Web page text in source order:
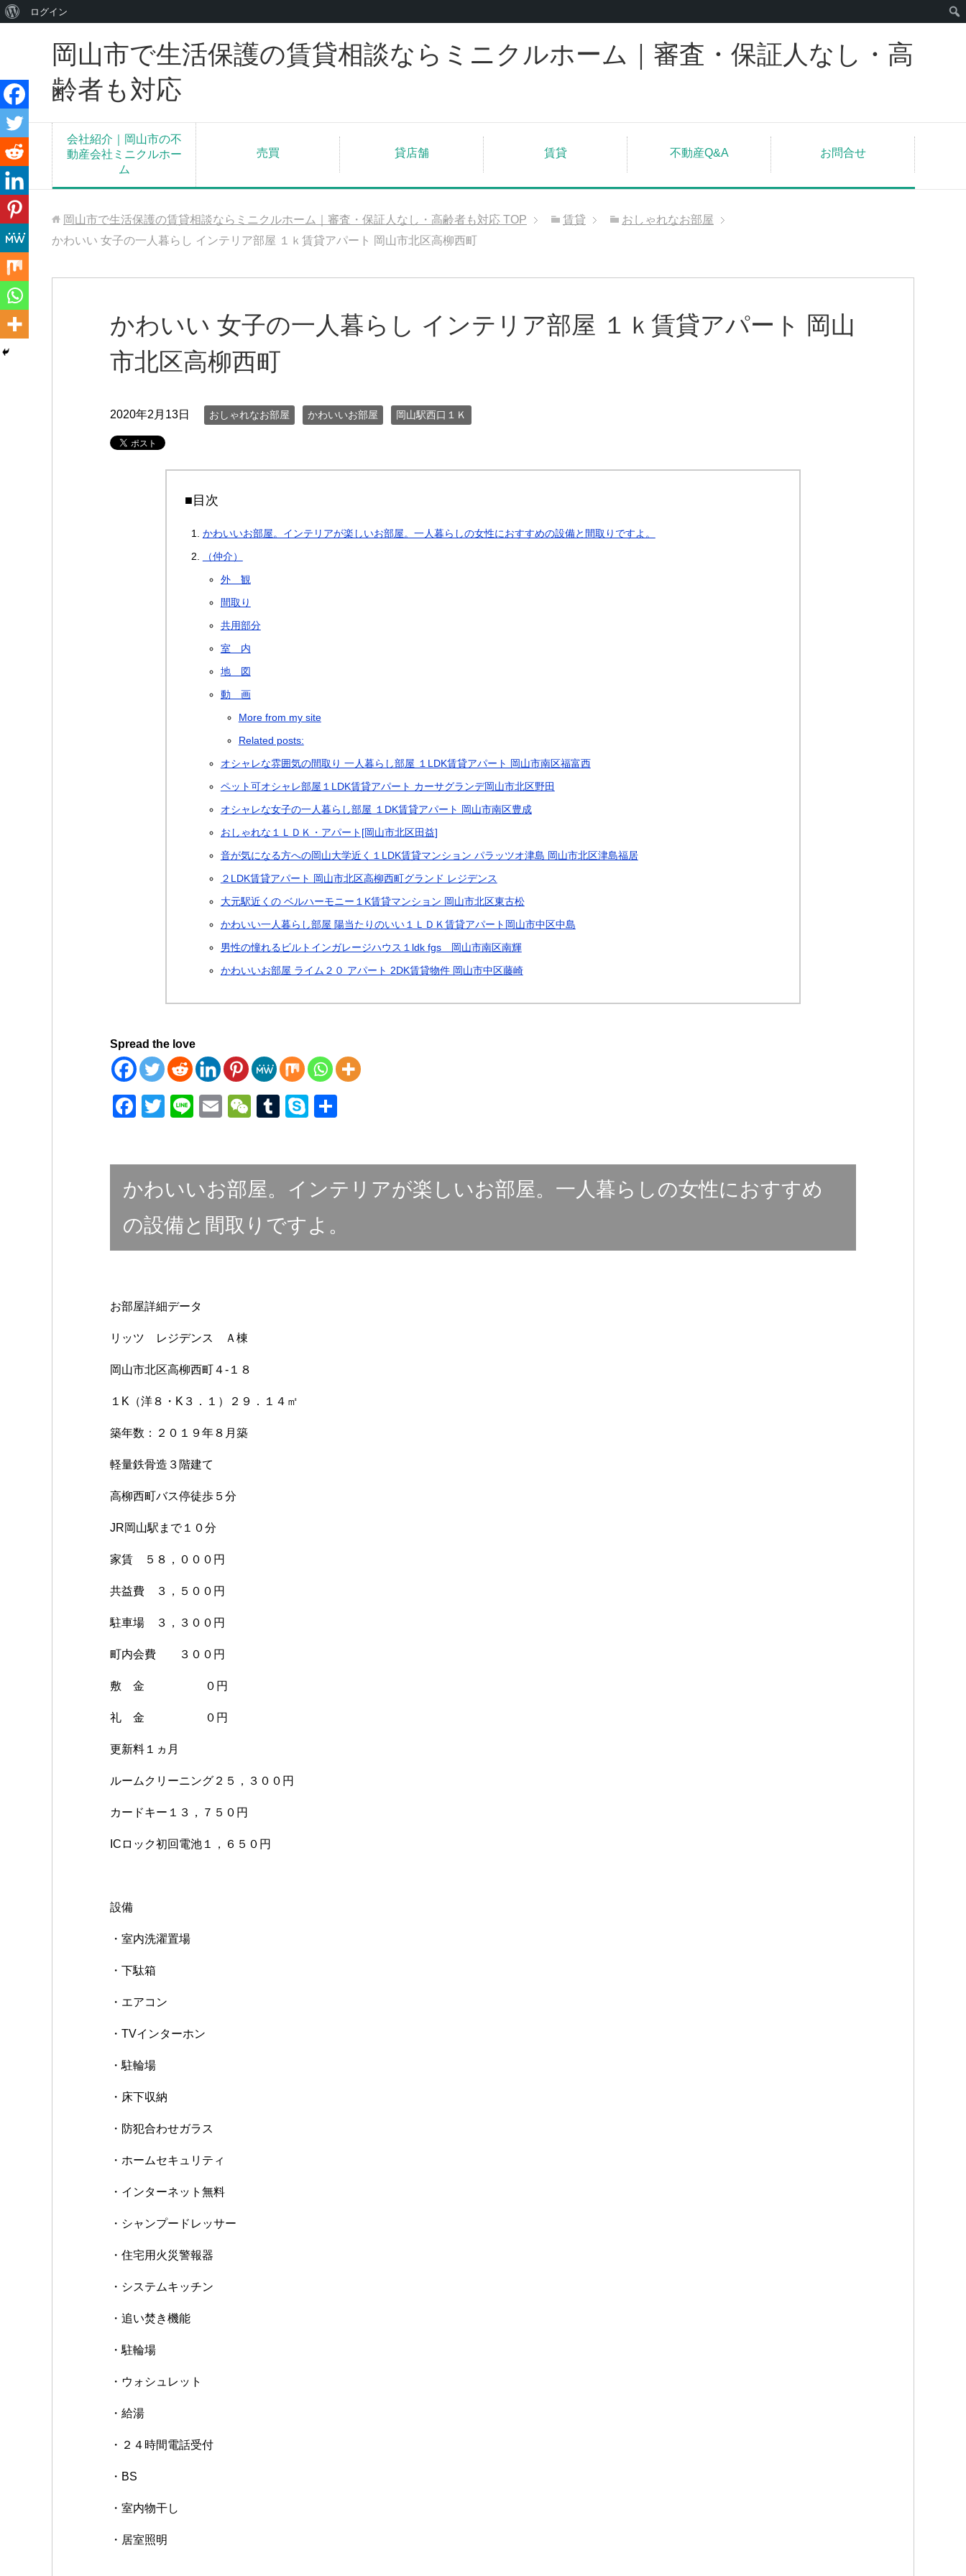
岡山市で生活保護の賃貸相談ならミニクルホーム｜審査・保証人なし・高
齢者も対応
会社紹介｜岡山市の不
動産会社ミニクルホー
ム
売買 貸店舗 賃貸 不動産Q&A お問合せ
岡山市で生活保護の賃貸相談ならミニクルホーム｜審査・保証人なし・高齢者も対応 TOP 賃貸
おしゃれなお部屋
かわいい 女子の一人暮らし インテリア部屋 １ｋ賃貸アパート 岡山市北区高柳西町
かわいい 女子の一人暮らし インテリア部屋 １ｋ賃貸アパート 岡山
市北区高柳西町
2020年2月13日 おしゃれなお部屋 かわいいお部屋 岡山駅西口１Ｋ
■目次
かわいいお部屋。インテリアが楽しいお部屋。一人暮らしの女性におすすめの設備と間取りですよ。
（仲介）
外 観
間取り
共用部分
室 内
地 図
動 画
More from my site
Related posts:
オシャレな雰囲気の間取り 一人暮らし部屋 １LDK賃貸アパート 岡山市南区福富西
ペット可オシャレ部屋１LDK賃貸アパート カーサグランデ岡山市北区野田
オシャレな女子の一人暮らし部屋 １DK賃貸アパート 岡山市南区豊成
おしゃれな１ＬＤＫ・アパート[岡山市北区田益]
音が気になる方への岡山大学近く１LDK賃貸マンション パラッツオ津島 岡山市北区津島福居
２LDK賃貸アパート 岡山市北区高柳西町グランド レジデンス
大元駅近くの ベルハーモニー１K賃貸マンション 岡山市北区東古松
かわいい一人暮らし部屋 陽当たりのいい１ＬＤＫ賃貸アパート岡山市中区中島
男性の憧れるビルトインガレージハウス１ldk fgs 岡山市南区南輝
かわいいお部屋 ライム２０ アパート 2DK賃貸物件 岡山市中区藤崎
Spread the love
F
b
o
o
T
Li
E
W
h
at
T
S
e
かわいいお部屋。インテリアが楽しいお部屋。一人暮らしの女性におすすめ
の設備と間取りですよ。
お部屋詳細データ
リッツ レジデンス Ａ棟
岡山市北区高柳西町４-１８
１K（洋８・K３．１）２９．１４㎡
築年数：２０１９年８月築
軽量鉄骨造３階建て
高柳西町バス停徒歩５分
JR岡山駅まで１０分
家賃 ５８，０００円
共益費 ３，５００円
駐車場 ３，３００円
町内会費 ３００円
敷 金 ０円
礼 金 ０円
更新料１ヵ月
ルームクリーニング２５，３００円
カードキー１３，７５０円
ICロック初回電池１，６５０円
設備
・室内洗濯置場
・下駄箱
・エアコン
・TVインターホン
・駐輪場
・床下収納
・防犯合わせガラス
・ホームセキュリティ
・インターネット無料
・シャンプードレッサー
・住宅用火災警報器
・システムキッチン
・追い焚き機能
・駐輪場
・ウォシュレット
・給湯
・２４時間電話受付
・BS
・室内物干し
・居室照明
WordPress
い
て
ログイン